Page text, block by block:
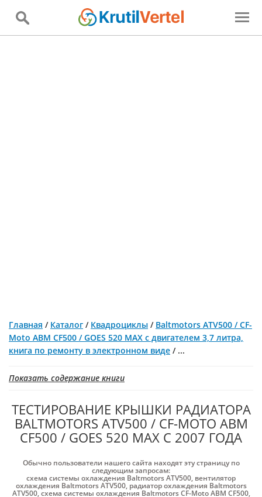
Главная / Каталог / Квадроциклы / Baltmotors ATV500 / CF-
Moto ABM CF500 / GOES 520 MAX c двигателем 3,7 литра,
книга по ремонту в электронном виде / ...
Показать содержание книги
ТЕСТИРОВАНИЕ КРЫШКИ РАДИАТОРА
BALTMOTORS ATV500 / CF-MOTO ABM
CF500 / GOES 520 MAX С 2007 ГОДА
Обычно пользователи нашего сайта находят эту страницу по
следующим запросам:
схема системы охлаждения Baltmotors ATV500, вентилятор
охлаждения Baltmotors ATV500, радиатор охлаждения Baltmotors
ATV500,схема системы охлаждения Baltmotors CF-Moto ABM CF500,